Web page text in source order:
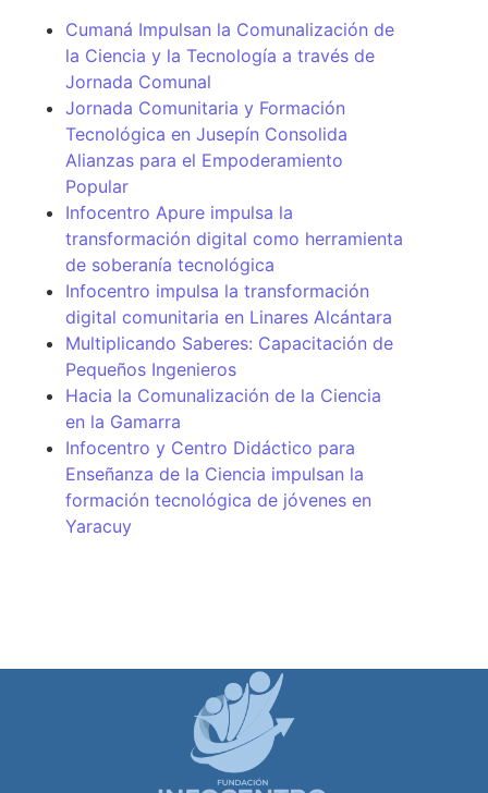
Cumaná Impulsan la Comunalización de
la Ciencia y la Tecnología a través de
Jornada Comunal
Jornada Comunitaria y Formación
Tecnológica en Jusepín Consolida
Alianzas para el Empoderamiento
Popular
Infocentro Apure impulsa la
transformación digital como herramienta
de soberanía tecnológica
Infocentro impulsa la transformación
digital comunitaria en Linares Alcántara
Multiplicando Saberes: Capacitación de
Pequeños Ingenieros
Hacia la Comunalización de la Ciencia
en la Gamarra
Infocentro y Centro Didáctico para
Enseñanza de la Ciencia impulsan la
formación tecnológica de jóvenes en
Yaracuy